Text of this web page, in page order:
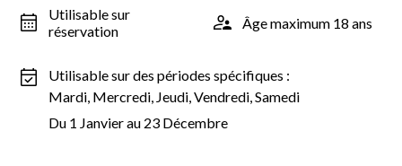
Utilisable sur
réservation
Âge maximum 18 ans
Utilisable sur des périodes spécifiques :
Mardi, Mercredi, Jeudi, Vendredi, Samedi
Du 1 Janvier au 23 Décembre